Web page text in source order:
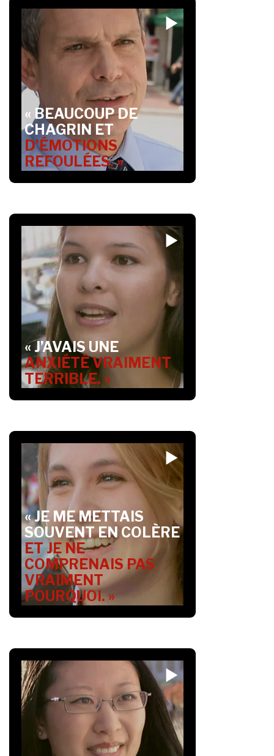
« BEAUCOUP DE
CHAGRIN ET
D’ÉMOTIONS
REFOULÉES. »
« J’AVAIS UNE
ANXIÉTÉ VRAIMENT
TERRIBLE. »
« JE ME METTAIS
SOUVENT EN COLÈRE
ET JE NE
COMPRENAIS PAS
VRAIMENT
POURQUOI. »